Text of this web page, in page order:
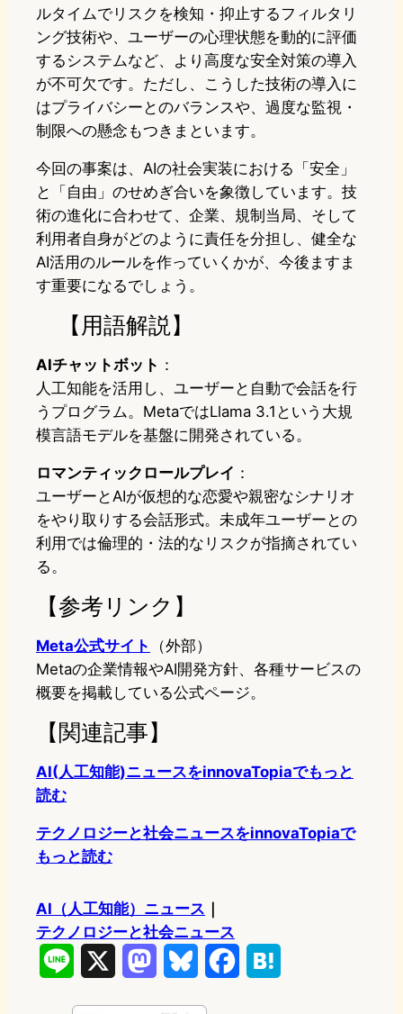
ルタイムでリスクを検知・抑止するフィルタリ
ング技術や、ユーザーの心理状態を動的に評価
するシステムなど、より高度な安全対策の導入
が不可欠です。ただし、こうした技術の導入に
はプライバシーとのバランスや、過度な監視・
制限への懸念もつきまといます。
今回の事案は、AIの社会実装における「安全」
と「自由」のせめぎ合いを象徴しています。技
術の進化に合わせて、企業、規制当局、そして
利用者自身がどのように責任を分担し、健全な
AI活用のルールを作っていくかが、今後ますま
す重要になるでしょう。
【用語解説】
AIチャットボット ：
人工知能を活用し、ユーザーと自動で会話を行
うプログラム。MetaではLlama 3.1という大規
模言語モデルを基盤に開発されている。
ロマンティックロールプレイ ：
ユーザーとAIが仮想的な恋愛や親密なシナリオ
をやり取りする会話形式。未成年ユーザーとの
利用では倫理的・法的なリスクが指摘されてい
る。
【参考リンク】
Meta公式サイト
（外部）
Metaの企業情報やAI開発方針、各種サービスの
概要を掲載している公式ページ。
【関連記事】
AI(人工知能)ニュースをinnovaTopiaでもっと
読む
テクノロジーと社会ニュースをinnovaTopiaで
もっと読む
AI（人工知能）ニュース
テクノロジーと社会ニュース